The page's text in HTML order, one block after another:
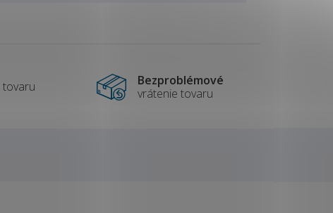
tovaru
Bezproblémové
vrátenie tovaru